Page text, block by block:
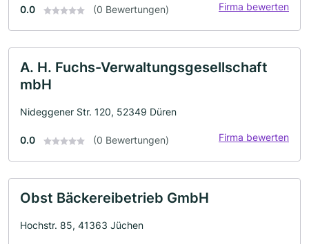
0.0 (0 Bewertungen) Firma bewerten
A. H. Fuchs-Verwaltungsgesellschaft
mbH
Nideggener Str. 120, 52349 Düren
0.0 (0 Bewertungen) Firma bewerten
Obst Bäckereibetrieb GmbH
Hochstr. 85, 41363 Jüchen